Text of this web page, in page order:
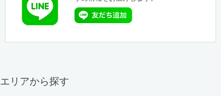
エリアから探す